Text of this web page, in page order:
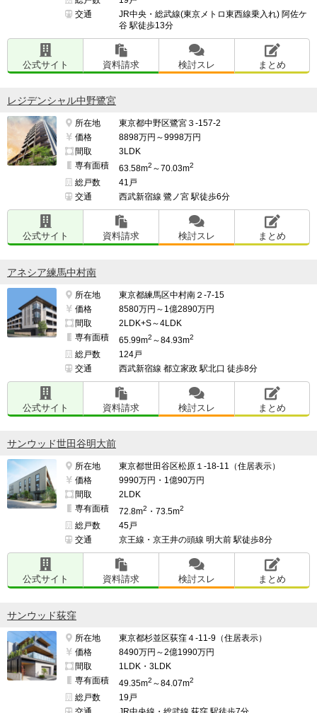
交通
JR中央・総武線(東京メトロ東西線乗入れ) 阿佐ケ
谷 駅徒歩13分
公式サイト 資料請求 検討スレ まとめ
レジデンシャル中野鷺宮
所在地
東京都中野区鷺宮３-157-2
価格
8898万円～9998万円
間取
3LDK
専有面積
63.58m2 ～70.03m2
総戸数
41戸
交通
西武新宿線 鷺ノ宮 駅徒歩6分
公式サイト 資料請求 検討スレ まとめ
アネシア練馬中村南
所在地
東京都練馬区中村南２-7-15
価格
8580万円～1億2890万円
間取
2LDK+S～4LDK
専有面積
65.99m2 ～84.93m2
総戸数
124戸
交通
西武新宿線 都立家政 駅北口 徒歩8分
公式サイト 資料請求 検討スレ まとめ
サンウッド世田谷明大前
所在地
東京都世田谷区松原１-18-11（住居表示）
価格
9990万円・1億90万円
間取
2LDK
専有面積
72.8m2 ・73.5m2
総戸数
45戸
交通
京王線・京王井の頭線 明大前 駅徒歩8分
公式サイト 資料請求 検討スレ まとめ
サンウッド荻窪
所在地
東京都杉並区荻窪４-11-9（住居表示）
価格
8490万円～2億1990万円
間取
1LDK・3LDK
専有面積
49.35m2 ～84.07m2
総戸数
19戸